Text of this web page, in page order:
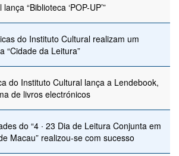
“Biblioteca ‘POP-UP’”
do Instituto Cultural realizam um
“Cidade da Leitura”
do Instituto Cultural lança a Lendebook,
de livros electrónicos
do “4 ∙ 23 Dia de Leitura Conjunta em
Macau” realizou-se com sucesso